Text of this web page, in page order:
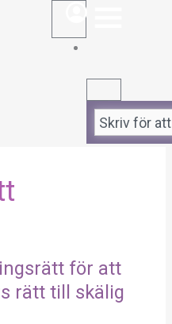
Sök
för att
rätt till skälig